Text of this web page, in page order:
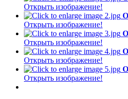
Открыть изображение!
Открыть изображение!
Открыть изображение!
Открыть изображение!
Открыть изображение!